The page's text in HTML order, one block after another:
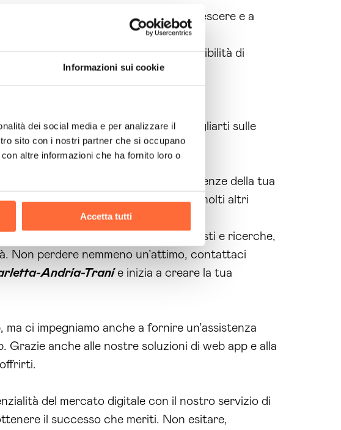
Informazioni sui cookie
dei social media e per analizzare il
sito con i nostri partner che si occupano
altre informazioni che ha fornito loro o
Accetta tutti
Brain Computing può aiutarti a crescere e a
Innanzitutto, avrai la possibilità di
delle app per dispositivi mobili.
grazie a un servizio moderno e
i nostri sviluppatori sapranno consigliarti sulle
la sua visibilità.
unico e adatto alle specifiche esigenze della tua
e godi di tutti questi vantaggi e molti altri
dispositivi mobili per i propri acquisti e ricerche,
Non perdere nemmeno un’attimo, contattaci
Andria-Tranie inizia a creare la tua
ci impegniamo anche a fornire un’assistenza
anche alle nostre soluzioni di web app e alla
offrirti.
del mercato digitale con il nostro servizio di
il successo che meriti. Non esitare,